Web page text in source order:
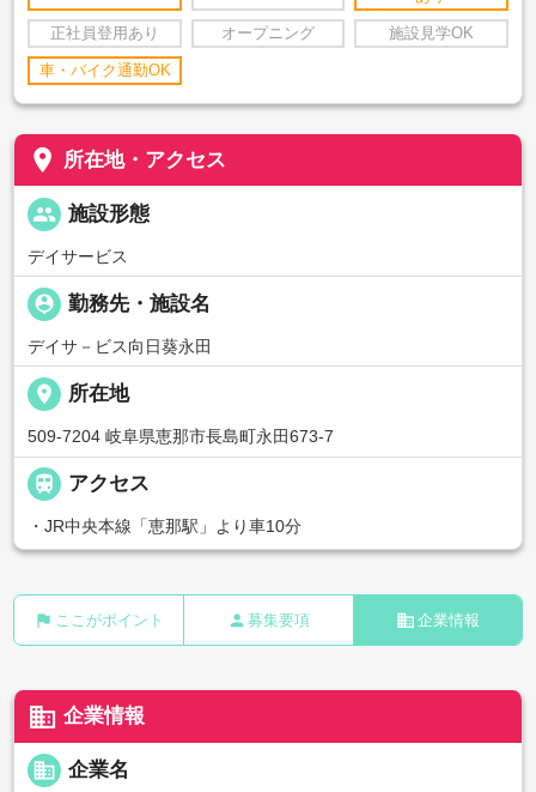
正社員登用あり オープニング 施設見学OK
車・バイク通勤OK
place 所在地・アクセス
people 施設形態
デイサービス
person_pin 勤務先・施設名
デイサ－ビス向日葵永田
place 所在地
509-7204 岐阜県恵那市長島町永田673-7
 アクセス
・JR中央本線「恵那駅」より車10分
flag ここがポイント person 募集要項 business 企業情報
business 企業情報
business 企業名